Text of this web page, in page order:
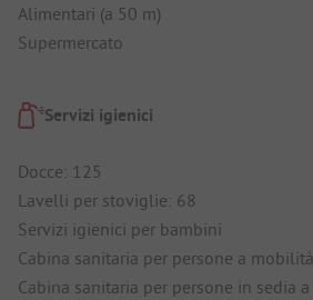
Alimentari (a 50 m)
Supermercato
Servizi igienici
Docce: 125
Lavelli per stoviglie: 68
Servizi igienici per bambini
Cabina sanitaria per persone a
Cabina sanitaria per persone in sedia